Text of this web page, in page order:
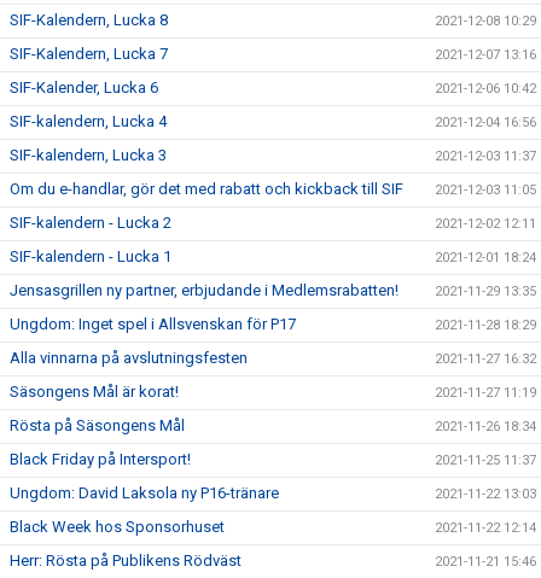
SIF-Kalendern, Lucka 8 2021-12-08 10:29
SIF-Kalendern, Lucka 7 2021-12-07 13:16
SIF-Kalender, Lucka 6 2021-12-06 10:42
SIF-kalendern, Lucka 4 2021-12-04 16:56
SIF-kalendern, Lucka 3 2021-12-03 11:37
Om du e-handlar, gör det med rabatt och kickback till SIF 2021-12-03 11:05
SIF-kalendern - Lucka 2 2021-12-02 12:11
SIF-kalendern - Lucka 1 2021-12-01 18:24
Jensasgrillen ny partner, erbjudande i Medlemsrabatten! 2021-11-29 13:35
Ungdom: Inget spel i Allsvenskan för P17 2021-11-28 18:29
Alla vinnarna på avslutningsfesten 2021-11-27 16:32
Säsongens Mål är korat! 2021-11-27 11:19
Rösta på Säsongens Mål 2021-11-26 18:34
Black Friday på Intersport! 2021-11-25 11:37
Ungdom: David Laksola ny P16-tränare 2021-11-22 13:03
Black Week hos Sponsorhuset 2021-11-22 12:14
Herr: Rösta på Publikens Rödväst 2021-11-21 15:46